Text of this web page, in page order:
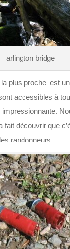
arlington bridge
plus proche, est
accessibles à
fait découvrir que
randonneurs.